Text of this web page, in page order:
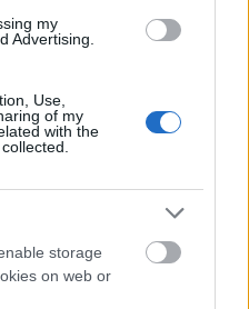
my
Advertising.
Use,
of my
with the
storage
on web or
hasła